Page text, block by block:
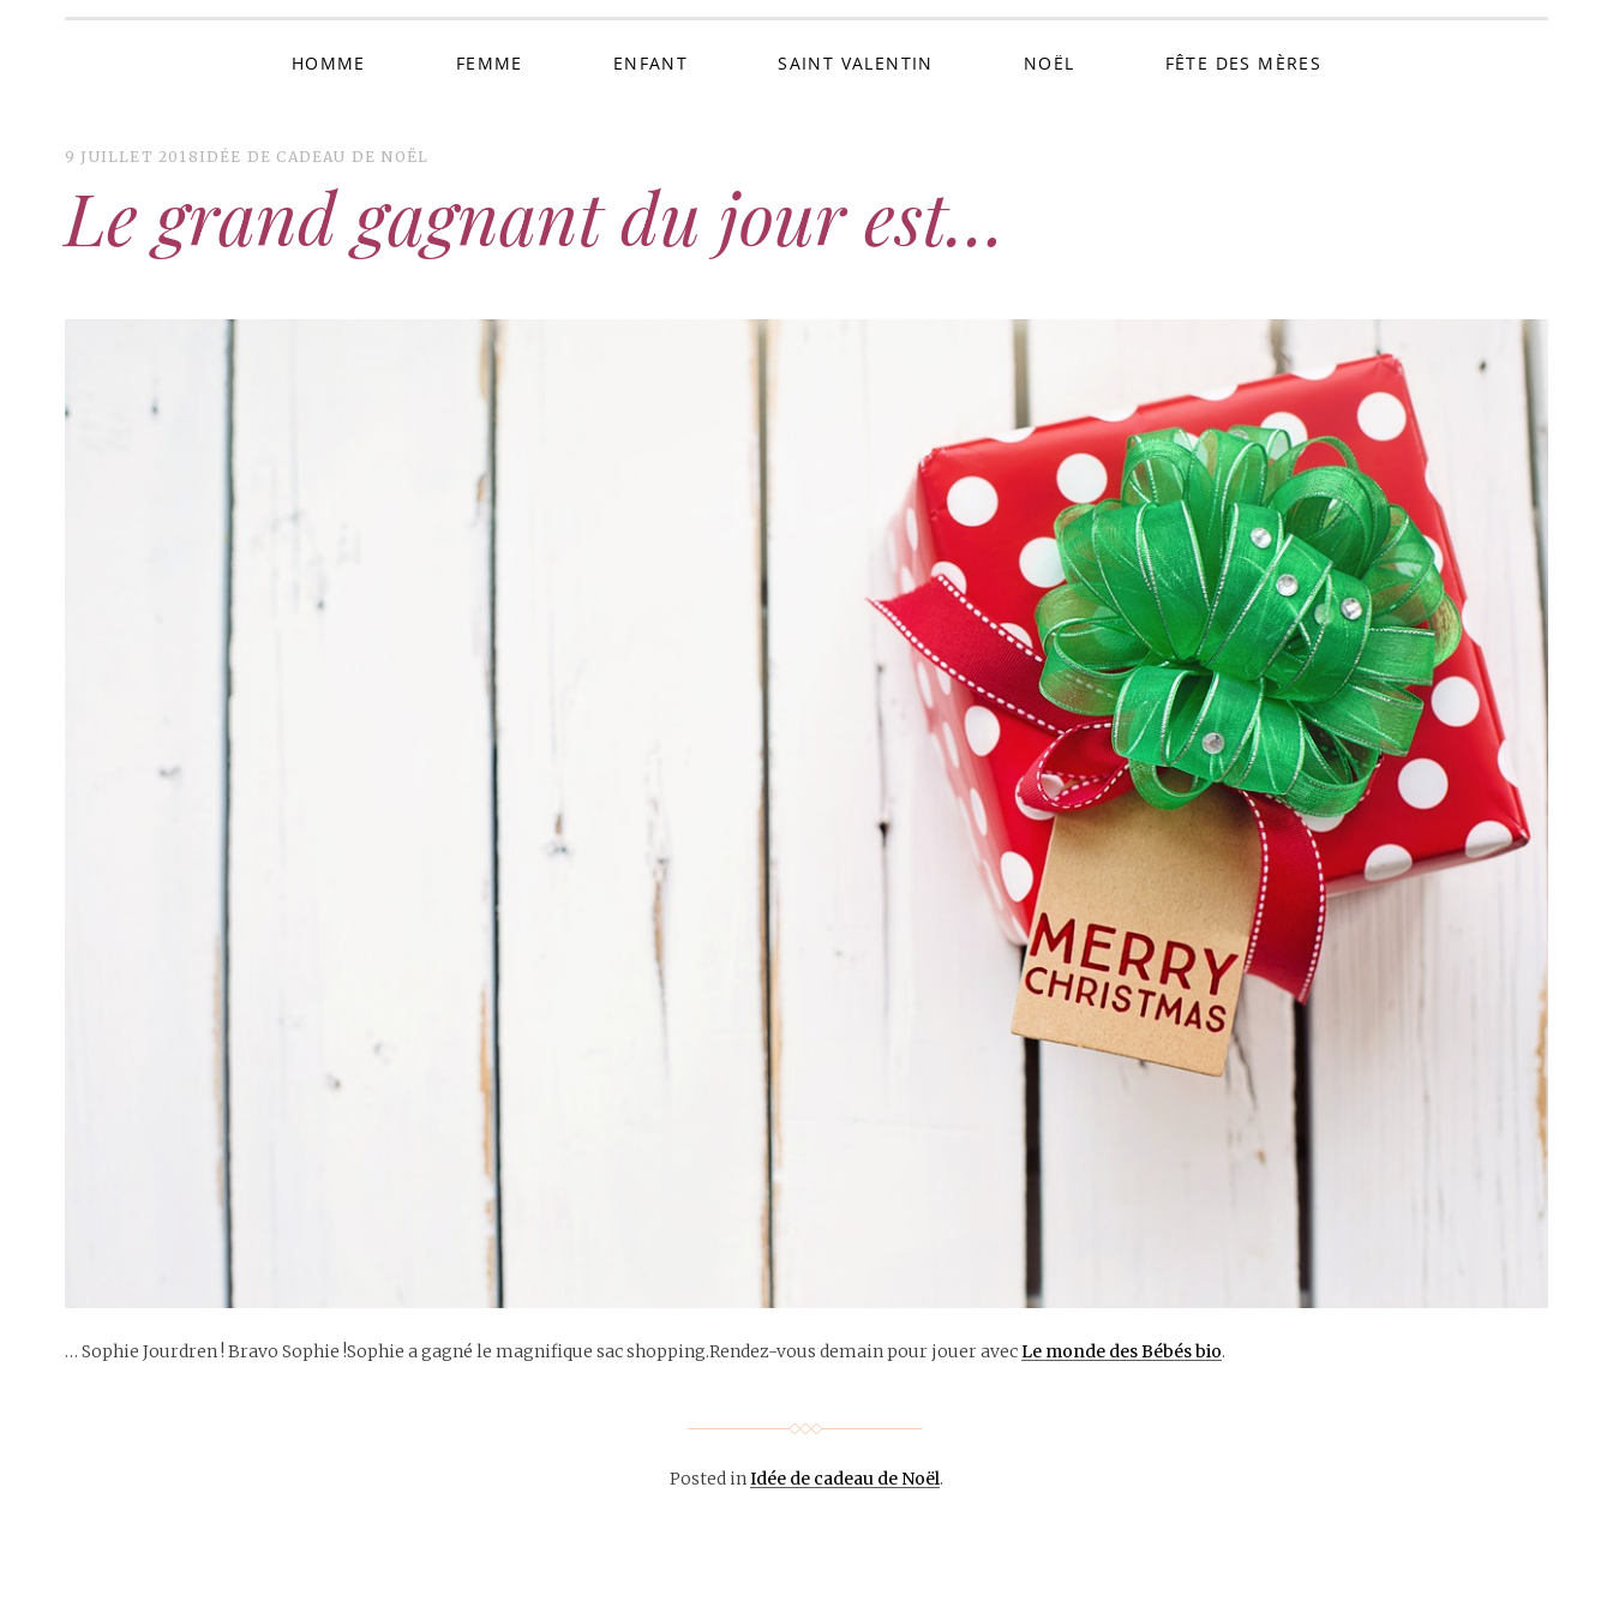
HOMME FEMME ENFANT SAINT VALENTIN NOËL FÊTE DES MÈRES
9 JUILLET 2018 IDÉE DE CADEAU DE NOËL
Le grand gagnant du jour est…
… Sophie Jourdren ! Bravo Sophie !Sophie a gagné le magnifique sac shopping.Rendez-vous demain pour jouer avecLe monde des Bébés bio.
Posted in Idée de cadeau de Noël.